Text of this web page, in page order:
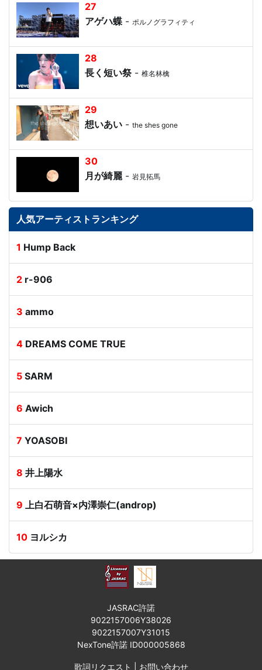
27
アゲハ蝶- ポルノグラフィティ
28
長く短い祭- 椎名林檎
29
想いあい- the shes gone
30
月が綺麗- 岩見拓馬
人気アーティストランキング
1 Hump Back
2 r-906
3 ammo
4 DREAMS COME TRUE
5 SARM
6 Awich
7 YOASOBI
8 井上陽水
9 上白石萌音×内澤崇仁(androp)
10 ヨルシカ
JASRAC許諾
9022157006Y38026
9022157007Y31015
NexTone許諾 ID000005868
歌詞リクエスト お問い合わせ